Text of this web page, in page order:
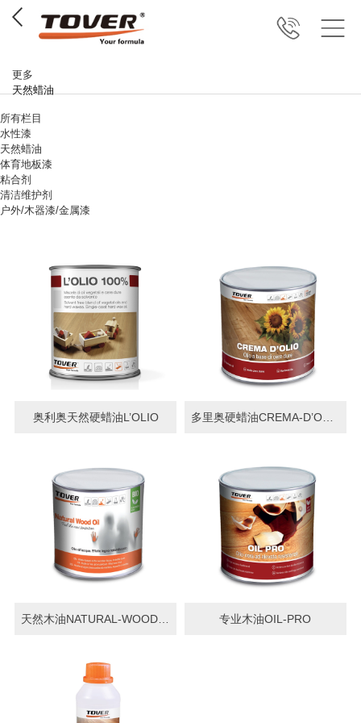
更多
天然蜡油
所有栏目
水性漆
天然蜡油
体育地板漆
粘合剂
清洁维护剂
户外/木器漆/金属漆
奥利奥天然硬蜡油L’OLIO
天然木油NATURAL-WOOD-OIL 专业木油OIL-PRO